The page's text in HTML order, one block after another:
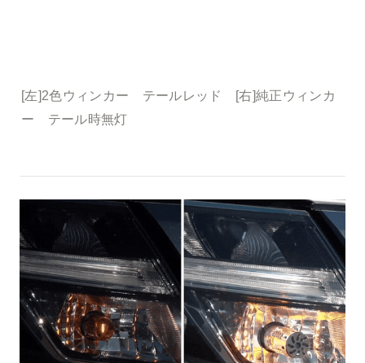
[左]2色ウィンカー　テールレッド　[右]純正ウィンカ
ー　テール時無灯